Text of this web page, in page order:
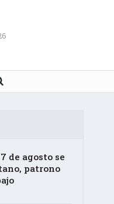
de agosto se
patrono